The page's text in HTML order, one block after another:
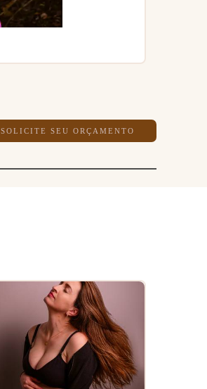
SOLICITE SEU ORÇAMENTO